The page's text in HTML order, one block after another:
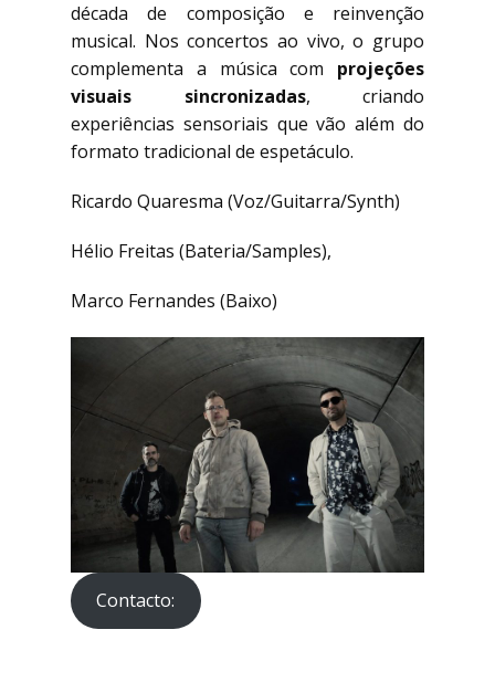
década de composição e reinvenção
musical. Nos concertos ao vivo, o grupo
complementa a música com projeções
visuais sincronizadas, criando
experiências sensoriais que vão além do
formato tradicional de espetáculo.
Ricardo Quaresma (Voz/Guitarra/Synth)
Hélio Freitas (Bateria/Samples),
Marco Fernandes (Baixo)
Contacto: